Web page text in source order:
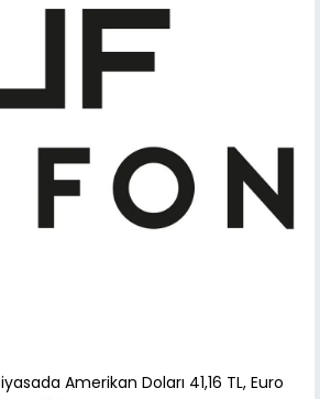
Amerikan Doları 41,16 TL, Euro